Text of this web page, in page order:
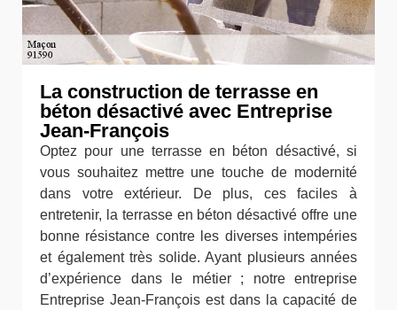
La construction de terrasse en
béton désactivé avec Entreprise
Jean-François
Optez pour une terrasse en béton désactivé, si
vous souhaitez mettre une touche de modernité
dans votre extérieur. De plus, ces faciles à
entretenir, la terrasse en béton désactivé offre une
bonne résistance contre les diverses intempéries
et également très solide. Ayant plusieurs années
d’expérience dans le métier ; notre entreprise
Entreprise Jean-François est dans la capacité de